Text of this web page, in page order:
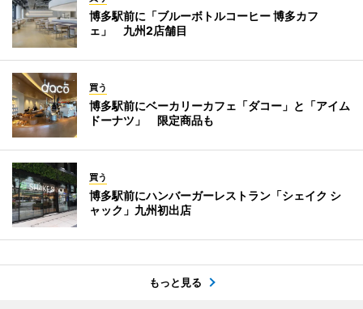
博多駅前に「ブルーボトルコーヒー 博多カフ
ェ」 九州2店舗目
買う
博多駅前にベーカリーカフェ「ダコー」と「アイム
ドーナツ」 限定商品も
買う
博多駅前にハンバーガーレストラン「シェイク シ
ャック」九州初出店
もっと見る